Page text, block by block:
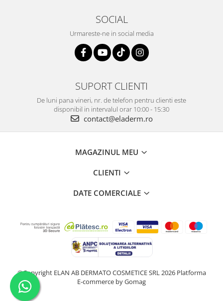
SOCIAL
Urmareste-ne in social media
SUPORT CLIENTI
De luni pana vineri, nr. de telefon pentru clienti este
disponibil in intervalul orar 10:00 - 15:30
contact@eladerm.ro
MAGAZINUL MEU
CLIENTI
DATE COMERCIALE
©Copyright ELAN AB DERMATO COSMETICE SRL 2026 Platforma
E-commerce by Gomag